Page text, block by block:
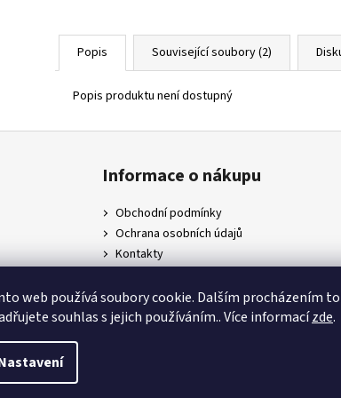
web používá soubory cookie. Dalším procházením
souhlas s jejich používáním.. Více informacízde.
Popis Související soubory (2)
Popis produktu není dostupný
Informace o nákupu
Obchodní podmínky
Ochrana osobních údajů
Kontakty
Napište nám
vyhrazena.